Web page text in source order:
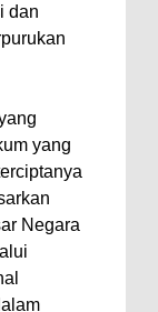
dan
yang
Negara